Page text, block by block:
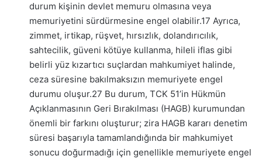
durum kişinin devlet memuru olmasına veya
memuriyetini sürdürmesine engel olabilir.17 Ayrıca,
zimmet, irtikap, rüşvet, hırsızlık, dolandırıcılık,
sahtecilik, güveni kötüye kullanma, hileli iflas gibi
belirli yüz kızartıcı suçlardan mahkumiyet halinde,
ceza süresine bakılmaksızın memuriyete engel
durumu oluşur.27 Bu durum, TCK 51’in Hükmün
Açıklanmasının Geri Bırakılması (HAGB) kurumundan
önemli bir farkını oluşturur; zira HAGB kararı denetim
süresi başarıyla tamamlandığında bir mahkumiyet
sonucu doğurmadığı için genellikle memuriyete engel